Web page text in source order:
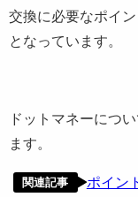
交換に必要なポイ
となっています。
ドットマネーにつ
ます。
関連記事
ポイン